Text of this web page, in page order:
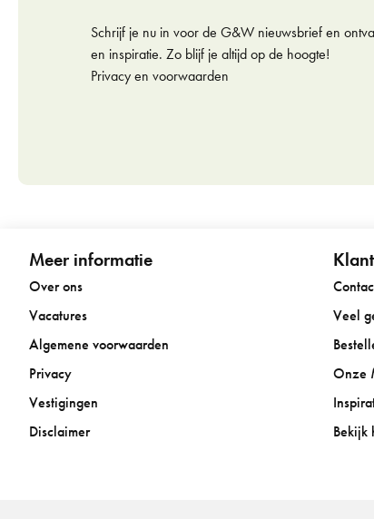
Schrijf je nu in voor de G&W nieuwsbrief en
en inspiratie. Zo blijf je altijd op de hoogte!
Privacy en voorwaarden
Meer informatie
Over ons
Vacatures
Algemene voorwaarden
Privacy
Vestigingen
Disclaimer
Veel
Onze
Bekijk